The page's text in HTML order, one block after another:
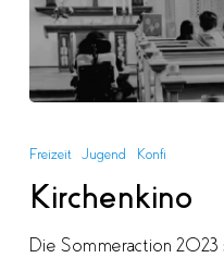
Freizeit Jugend Konfi
Kirchenkino
Die Sommeraction 2023